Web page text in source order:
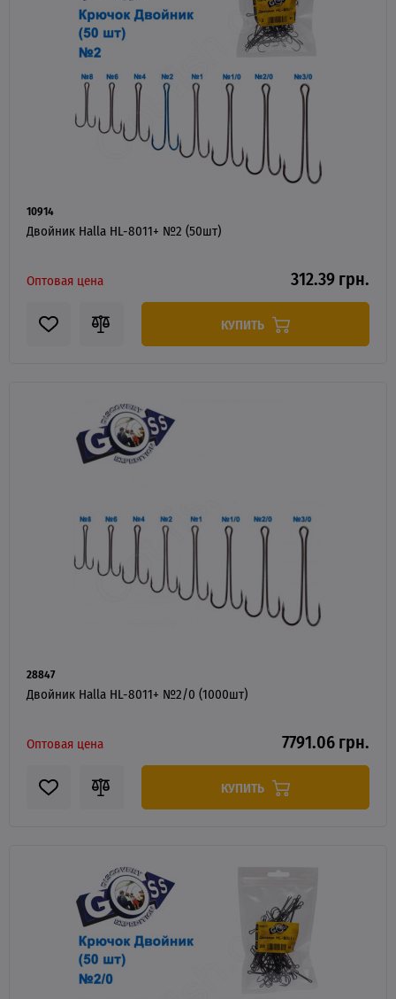
10914
Двойник Halla HL-8011+ №2 (50шт)
Оптовая цена 312.39 грн.
КУПИТЬ
28847
Двойник Halla HL-8011+ №2/0 (1000шт)
Оптовая цена 7791.06 грн.
КУПИТЬ